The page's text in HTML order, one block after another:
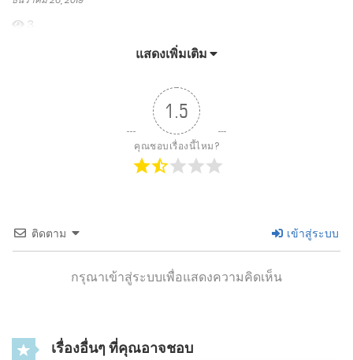
3
ตอนที่ 345 เป็นหนี้
ตอนที่344 อยากหย่าเหรอ
1 ตอนที่ 343 อัปลักษณ์
ธันวาคม 26, 2019
แสดงเพิ่มเติม
1.5
คุณชอบเรื่องนี้ไหม?
ติดตาม เข้าสู่ระบบ
กรุณาเข้าสู่ระบบเพื่อแสดงความคิดเห็น
เรื่องอื่นๆ ที่คุณอาจชอบ